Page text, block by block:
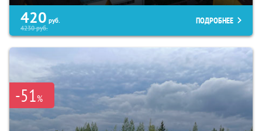
420 руб.
4230руб.
ПОДРОБНЕЕ
-51%